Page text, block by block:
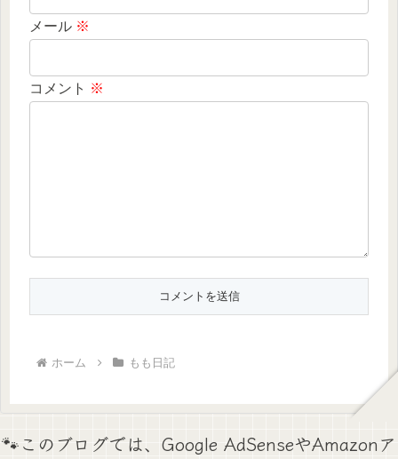
メール ※
コメント ※
ホーム もも日記
🐾このブログでは、Google AdSenseやAmazonア